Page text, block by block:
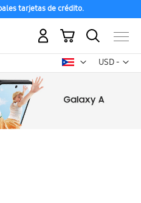
tarjetas de crédito.
USD -
dólar
Mi carrito